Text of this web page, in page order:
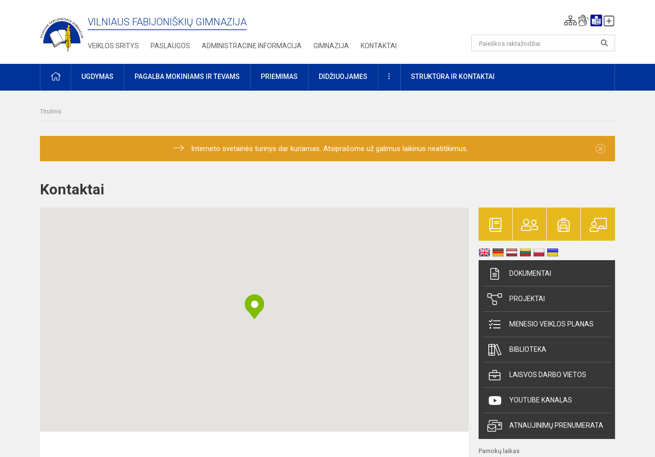
VILNIAUS FABIJONIŠKIŲ GIMNAZIJA
VEIKLOS SRITYS PASLAUGOS ADMINISTRACINĖ INFORMACIJA GIMNAZIJA KONTAKTAI
PRADŽIAUGDYMAS PAGALBA MOKINIAMS IR TĖVAMS PRIĖMIMAS DIDŽIUOJAMĖS DAUGIAUSTRUKTŪRA IR KONTAKTAI
Titulinis
Interneto svetainės turinys dar kuriamas. Atsiprašome už galimus laikinus neatitikimus. ×
Kontaktai
DOKUMENTAI
PROJEKTAI
MĖNESIO VEIKLOS PLANAS
BIBLIOTEKA
LAISVOS DARBO VIETOS
YOUTUBE KANALAS
ATNAUJINIMŲ PRENUMERATA
Pamokų laikas